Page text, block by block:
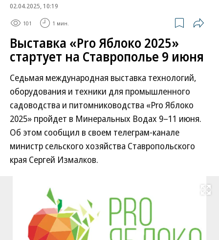
02.04.2025, 10:19
101 1 мин.
Выставка «Pro Яблоко 2025»
стартует на Ставрополье 9 июня
Седьмая международная выставка технологий,
оборудования и техники для промышленного
садоводства и питомниководства «Pro Яблоко
2025» пройдет в Минеральных Водах 9–11 июня.
Об этом сообщил в своем телеграм-канале
министр сельского хозяйства Ставропольского
края Сергей Измалков.
Развернуть